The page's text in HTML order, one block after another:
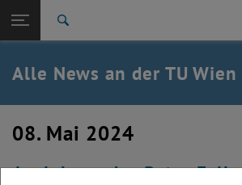
TU Login
Quicklinks
Quicklinks-Menü umschalten
Studium
Karriere
Zurück: Subseiten von TU Wien Startseite
Zurück zur letzten Ebene:
TU Wien Startseite
Übersicht
Alle News an der TU Wien
08. Mai 2024
Auslobung des Peter-